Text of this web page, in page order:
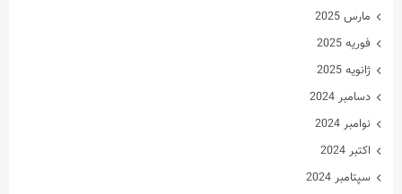
مارس 2025
فوریه 2025
ژانویه 2025
دسامبر 2024
نوامبر 2024
اکتبر 2024
سپتامبر 2024